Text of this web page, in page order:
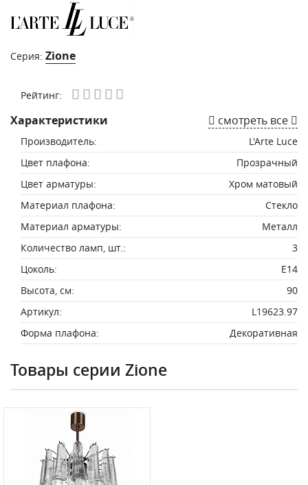
Серия: Zione
Рейтинг:
Характеристики смотреть все
Производитель:
L'Arte Luce
Цвет плафона:
Прозрачный
Цвет арматуры:
Хром матовый
Материал плафона:
Стекло
Материал арматуры:
Металл
Количество ламп, шт.:
3
Цоколь:
E14
Высота, см:
90
Артикул:
L19623.97
Форма плафона:
Декоративная
Товары серии Zione